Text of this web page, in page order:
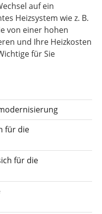
auf ein
Heizsystem wie z. B.
von einer hohen
und Ihre Heizkosten
für Sie
für die
für die